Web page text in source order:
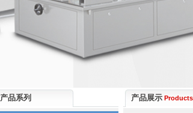
产品系列 产品展示 Products